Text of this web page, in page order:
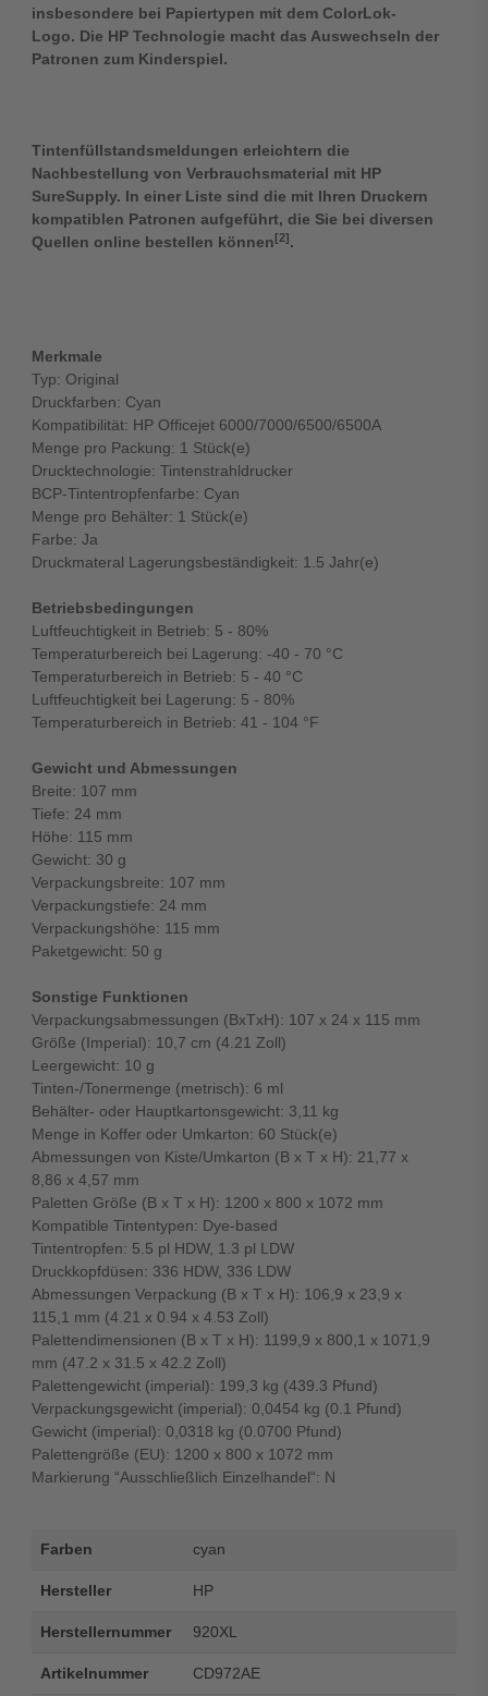
insbesondere bei Papiertypen mit dem ColorLok-
Logo. Die HP Technologie macht das Auswechseln der
Patronen zum Kinderspiel.
Tintenfüllstandsmeldungen erleichtern die
Nachbestellung von Verbrauchsmaterial mit HP
SureSupply. In einer Liste sind die mit Ihren Druckern
kompatiblen Patronen aufgeführt, die Sie bei diversen
Quellen online bestellen können[2].
Merkmale
Typ: Original
Druckfarben: Cyan
Kompatibilität: HP Officejet 6000/7000/6500/6500A
Menge pro Packung: 1 Stück(e)
Drucktechnologie: Tintenstrahldrucker
BCP-Tintentropfenfarbe: Cyan
Menge pro Behälter: 1 Stück(e)
Farbe: Ja
Druckmateral Lagerungsbeständigkeit: 1.5 Jahr(e)
Betriebsbedingungen
Luftfeuchtigkeit in Betrieb: 5 - 80%
Temperaturbereich bei Lagerung: -40 - 70 °C
Temperaturbereich in Betrieb: 5 - 40 °C
Luftfeuchtigkeit bei Lagerung: 5 - 80%
Temperaturbereich in Betrieb: 41 - 104 °F
Gewicht und Abmessungen
Breite: 107 mm
Tiefe: 24 mm
Höhe: 115 mm
Gewicht: 30 g
Verpackungsbreite: 107 mm
Verpackungstiefe: 24 mm
Verpackungshöhe: 115 mm
Paketgewicht: 50 g
Sonstige Funktionen
Verpackungsabmessungen (BxTxH): 107 x 24 x 115 mm
Größe (Imperial): 10,7 cm (4.21 Zoll)
Leergewicht: 10 g
Tinten-/Tonermenge (metrisch): 6 ml
Behälter- oder Hauptkartonsgewicht: 3,11 kg
Menge in Koffer oder Umkarton: 60 Stück(e)
Abmessungen von Kiste/Umkarton (B x T x H): 21,77 x
8,86 x 4,57 mm
Paletten Größe (B x T x H): 1200 x 800 x 1072 mm
Kompatible Tintentypen: Dye-based
Tintentropfen: 5.5 pl HDW, 1.3 pl LDW
Druckkopfdüsen: 336 HDW, 336 LDW
Abmessungen Verpackung (B x T x H): 106,9 x 23,9 x
115,1 mm (4.21 x 0.94 x 4.53 Zoll)
Palettendimensionen (B x T x H): 1199,9 x 800,1 x 1071,9
mm (47.2 x 31.5 x 42.2 Zoll)
Palettengewicht (imperial): 199,3 kg (439.3 Pfund)
Verpackungsgewicht (imperial): 0,0454 kg (0.1 Pfund)
Gewicht (imperial): 0,0318 kg (0.0700 Pfund)
Palettengröße (EU): 1200 x 800 x 1072 mm
Markierung “Ausschließlich Einzelhandel“: N
Farben cyan
Hersteller HP
Herstellernummer 920XL
Artikelnummer CD972AE